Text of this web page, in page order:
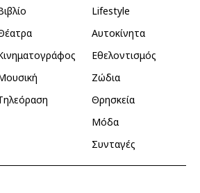
Lifestyle
Αυτοκίνητα
Εθελοντισμός
Ζώδια
Θρησκεία
Μόδα
Συνταγές